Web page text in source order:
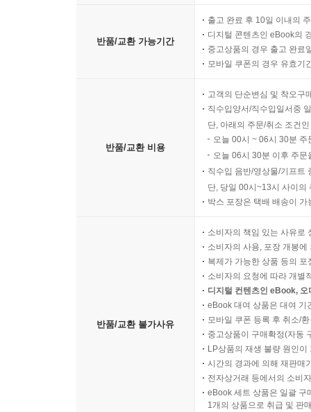
반품/교환 가능기간
출고 완료 후 10일 이내의
디지털 콘텐츠인 eBook의
중고상품의 경우 출고 완료
모바일 쿠폰의 경우 유효기
반품/교환 비용
고객의 단순변심 및 착오구
직수입양서/직수입일서중
단, 아래의 주문/취소 조건
오늘 00시 ~ 06시 30분
오늘 06시 30분 이후 주
직수입 음반/영상물/기프트
단, 당일 00시~13시 사이의
박스 포장은 택배 배송이
반품/교환 불가사유
소비자의 책임 있는 사유로
소비자의 사용, 포장 개봉
복제가 가능한 상품 등의
소비자의 요청에 따라 개별
디지털 컨텐츠인 eBook,
eBook 대여 상품은 대여 기
모바일 쿠폰 등록 후 취소/
중고상품이 구매확정(자동
LP상품의 재생 불량 원인
시간의 경과에 의해 재판매
전자상거래 등에서의 소비
eBook 세트 상품은 일괄 구
1개의 상품으로 취급 및 판